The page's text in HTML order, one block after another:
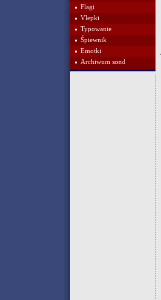
Flagi
Vlepki
Typowanie
Śpiewnik
Emotki
Archiwum sond